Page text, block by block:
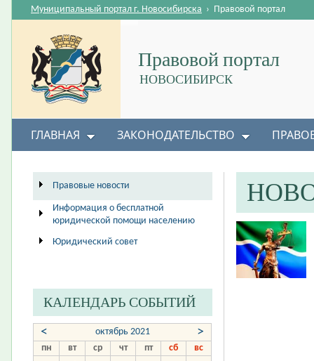
Правовой портал
НОВОСИБИРСК
Муниципальный портал г. Новосибирска › Правовой портал
ГЛАВНАЯ ЗАКОНОДАТЕЛЬСТВО
Правовые новости
Информация о бесплатной
юридической помощи населению
Юридический совет
КАЛЕНДАРЬ СОБЫТИЙ
< октябрь 2021 >
пн вт ср чт пт сб
вс